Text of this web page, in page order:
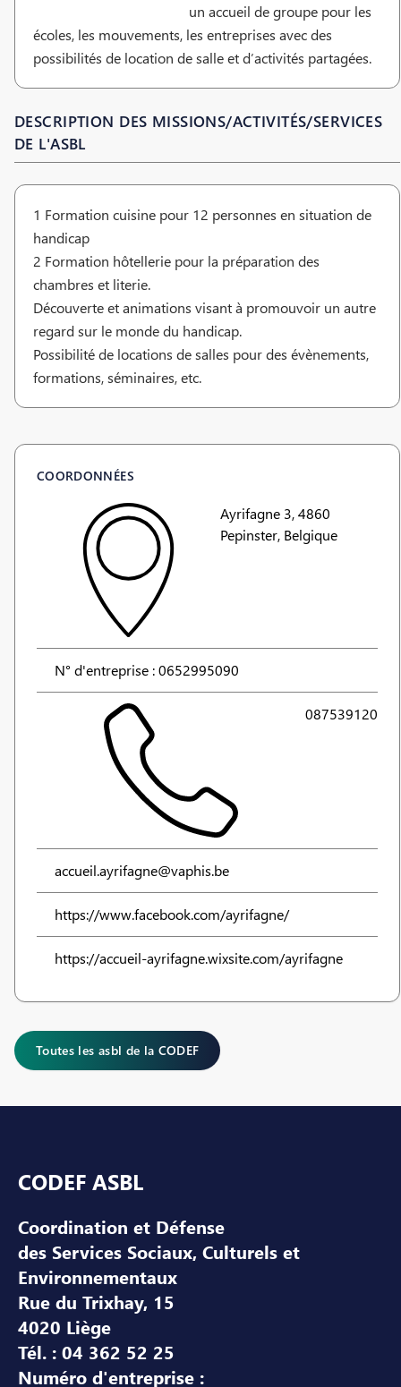
un accueil de groupe pour les
écoles, les mouvements, les entreprises avec des
possibilités de location de salle et d’activités partagées.
DESCRIPTION DES MISSIONS/ACTIVITÉS/SERVICES
DE L'ASBL
1 Formation cuisine pour 12 personnes en situation de
handicap
2 Formation hôtellerie pour la préparation des
chambres et literie.
Découverte et animations visant à promouvoir un autre
regard sur le monde du handicap.
Possibilité de locations de salles pour des évènements,
formations, séminaires, etc.
COORDONNÉES
Ayrifagne 3, 4860
Pepinster, Belgique
N° d'entreprise : 0652995090
087539120
accueil.ayrifagne@vaphis.be
https://www.facebook.com/ayrifagne/
https://accueil-ayrifagne.wixsite.com/ayrifagne
Toutes les asbl de la CODEF
CODEF ASBL
Coordination et Défense
des Services Sociaux, Culturels et
Environnementaux
Rue du Trixhay, 15
4020 Liège
Tél. : 04 362 52 25
Numéro d'entreprise :